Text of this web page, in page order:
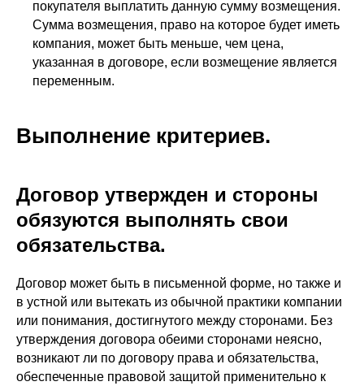
покупателя выплатить данную сумму возмещения.
Сумма возмещения, право на которое будет иметь
компания, может быть меньше, чем цена,
указанная в договоре, если возмещение является
переменным.
Выполнение критериев.
Договор утвержден и стороны
обязуются выполнять свои
обязательства.
Договор может быть в письменной форме, но также и
в устной или вытекать из обычной практики компании
или понимания, достигнутого между сторонами. Без
утверждения договора обеими сторонами неясно,
возникают ли по договору права и обязательства,
обеспеченные правовой защитой применительно к